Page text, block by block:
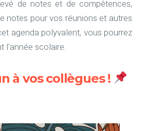
de notes et de compétences,
notes pour vos réunions et autres
agenda polyvalent, vous pourrez
l'année scolaire.
à vos collègues !